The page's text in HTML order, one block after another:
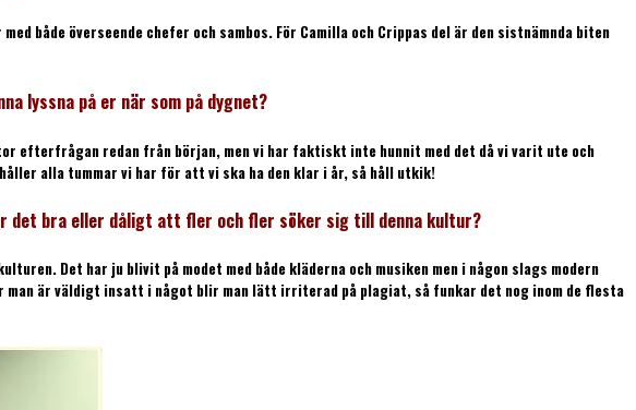
både överseende chefer och sambos. För Camilla och Crippas del är den sistnämnda biten
lyssna på er när som på dygnet?
efterfrågan redan från början, men vi har faktiskt inte hunnit med det då vi varit ute och
alla tummar vi har för att vi ska ha den klar i år, så håll utkik!
det bra eller dåligt att fler och fler söker sig till denna kultur?
Det har ju blivit på modet med både kläderna och musiken men i någon slags modern
är väldigt insatt i något blir man lätt irriterad på plagiat, så funkar det nog inom de flesta